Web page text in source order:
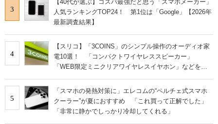
3
【40代が選ぶ】コスパ最強だと思う「スマホメーカー」
人気ランキングTOP24！ 第1位は「Google」【2026年
最新調査結果】
4
【スリコ】「3COINS」のシンプル操作のオーディオ家
電10選！ 「コンパクトワイヤレススピーカー」
「WEB限定ミニクリアワイヤレスイヤホン」などを紹
5
「スマホの発熱対策に」エレコムの“ペルチェ式スマホ
クーラー”が夏におすすめ 「これ買って正解でした」
「非常に静かでしっかり冷却してくれる」